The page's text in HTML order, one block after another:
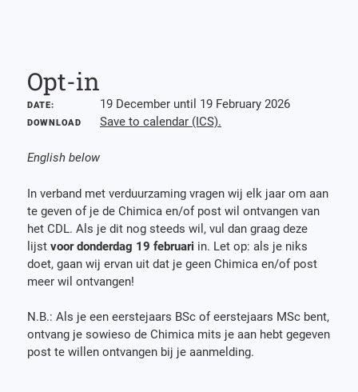
Opt-in
DATE: 19 December until 19 February 2026
DOWNLOAD Save to calendar (ICS).
English below
In verband met verduurzaming vragen wij elk jaar om aan
te geven of je de Chimica en/of post wil ontvangen van
het CDL. Als je dit nog steeds wil, vul dan graag deze
lijst voor donderdag 19 februari in. Let op: als je niks
doet, gaan wij ervan uit dat je geen Chimica en/of post
meer wil ontvangen!
N.B.: Als je een eerstejaars BSc of eerstejaars MSc bent,
ontvang je sowieso de Chimica mits je aan hebt gegeven
post te willen ontvangen bij je aanmelding.